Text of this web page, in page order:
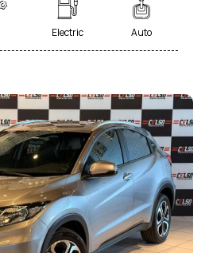
Electric Auto